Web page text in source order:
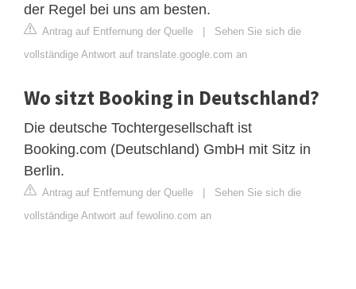
der Regel bei uns am besten.
Antrag auf Entfernung der Quelle | Sehen Sie sich die
vollständige Antwort auf translate.google.com an
Wo sitzt Booking in Deutschland?
Die deutsche Tochtergesellschaft ist
Booking.com (Deutschland) GmbH mit Sitz in
Berlin.
Antrag auf Entfernung der Quelle | Sehen Sie sich die
vollständige Antwort auf fewolino.com an